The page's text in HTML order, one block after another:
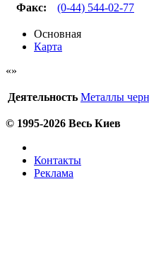
Факс: (0-44) 544-02-77
Основная
Карта
Деятельность Металлы
© 1995-2026 Весь Киев
Контакты
Реклама